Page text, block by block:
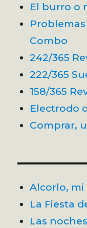
El burro o
Combo
242/365
222/365
158/365
Electrodo
Comprar,
Alcorlo,
La Fiesta
Las